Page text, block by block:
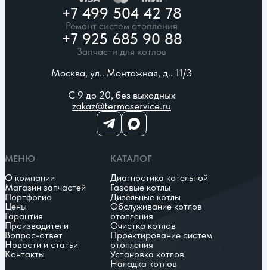
+7 499 504 42 78
Ремонт систем отопления
+7 925 685 90 88
Запчасти для котлов
Москва, ул.. Монтажная, д.. 11/3
С 9 до 20, без выходных
zakaz@termoservice.ru
МЕНЮ
О компании
Магазин запчастей
Портфолио
Цены
Гарантия
Производители
Вопрос-ответ
Новости и статьи
Контакты
КАТАЛОГ
Диагностика котельной
Газовые котлы
Дизельные котлы
Обслуживание котлов
отопления
Очистка котлов
Проектирование систем
отопления
Установка котлов
Наладка котлов